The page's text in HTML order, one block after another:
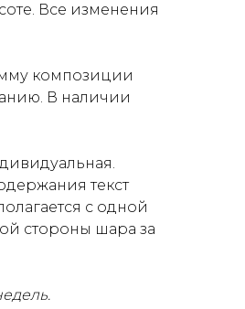
Все изменения
композиции
В наличии
текст
с одной
стороны шара за